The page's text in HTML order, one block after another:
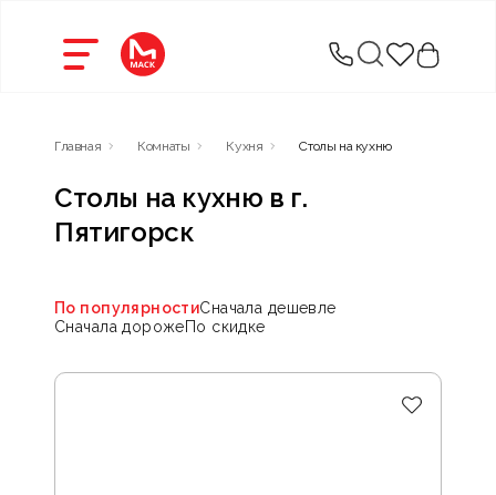
Главная Комнаты Кухня Столы на кухню
Столы на кухню в г.
Пятигорск
По популярностиСначала дешевле
Сначала дорожеПо скидке